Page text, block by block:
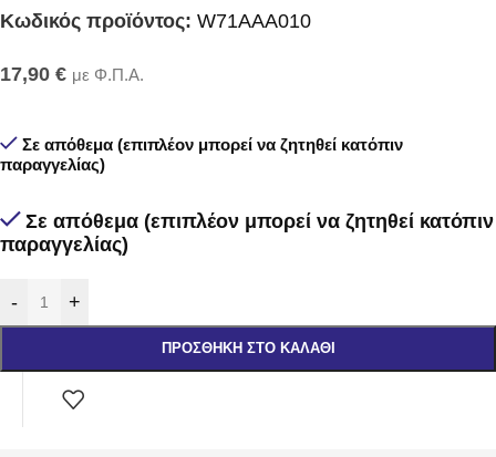
Κωδικός προϊόντος: W71AAA010
17,90 € με Φ.Π.Α.
Σε απόθεμα (επιπλέον μπορεί να ζητηθεί κατόπιν
παραγγελίας)
Σε απόθεμα (επιπλέον μπορεί να ζητηθεί κατόπιν
παραγγελίας)
- +
ΠΡΟΣΘΉΚΗ ΣΤΟ ΚΑΛΆΘΙ